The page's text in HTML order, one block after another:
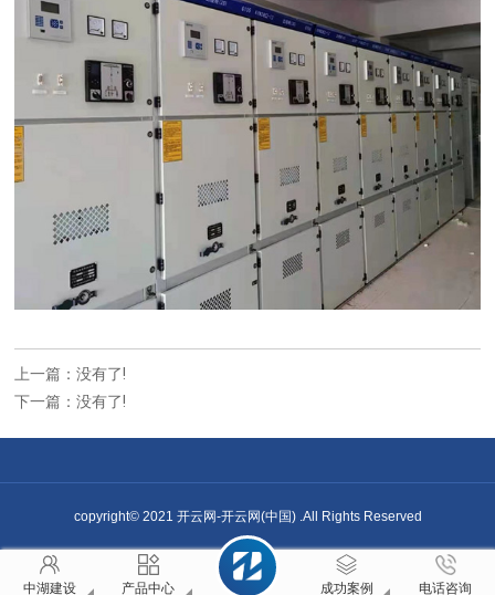
上一篇：没有了!
下一篇：没有了!
copyright© 2021 开云网-开云网(中国) .All Rights Reserved
中湖建设 产品中心 成功案例 电话咨询